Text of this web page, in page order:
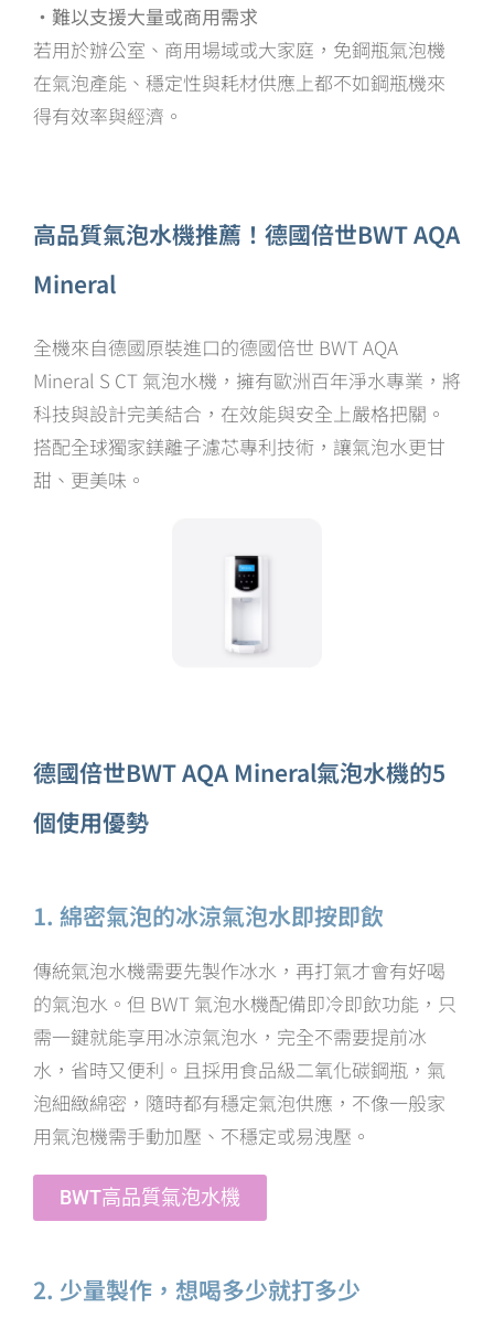
・難以支援大量或商用需求
若用於辦公室、商用場域或大家庭，免鋼瓶氣泡機
在氣泡產能、穩定性與耗材供應上都不如鋼瓶機來
得有效率與經濟。
高品質氣泡水機推薦！德國倍世BWT AQA
Mineral
全機來自德國原裝進口的德國倍世 BWT AQA
Mineral S CT 氣泡水機，擁有歐洲百年淨水專業，將
科技與設計完美結合，在效能與安全上嚴格把關。
搭配全球獨家鎂離子濾芯專利技術，讓氣泡水更甘
甜、更美味。
德國倍世BWT AQA Mineral氣泡水機的5
個使用優勢
1. 綿密氣泡的冰涼氣泡水即按即飲
傳統氣泡水機需要先製作冰水，再打氣才會有好喝
的氣泡水。但 BWT 氣泡水機配備即冷即飲功能，只
需一鍵就能享用冰涼氣泡水，完全不需要提前冰
水，省時又便利。且採用食品級二氧化碳鋼瓶，氣
泡細緻綿密，隨時都有穩定氣泡供應，不像一般家
用氣泡機需手動加壓、不穩定或易洩壓。
BWT高品質氣泡水機
2. 少量製作，想喝多少就打多少